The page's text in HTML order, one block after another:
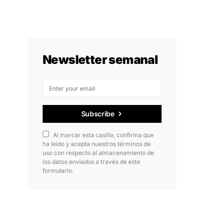
Newsletter semanal
Subscribe
Al marcar esta casilla, confirma que
ha leído y acepta nuestros términos de
uso con respecto al almacenamiento de
los datos enviados a través de este
formulario.